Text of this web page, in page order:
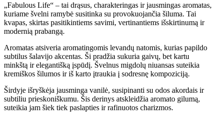
„Fabulous Life“ – tai drąsus, charakteringas ir jausmingas aromatas,
kuriame švelni ramybė susitinka su provokuojančia šiluma. Tai
kvapas, skirtas pasitikintiems savimi, vertinantiems išskirtinumą ir
modernią prabangą.
Aromatas atsiveria aromatingomis levandų natomis, kurias papildo
subtilus šalavijo akcentas. Ši pradžia sukuria gaivų, bet kartu
minkštą ir elegantišką įspūdį. Švelnus migdolų niuansas suteikia
kremiškos šilumos ir iš karto įtraukia į sodresnę kompoziciją.
Širdyje išryškėja jausminga vanilė, susipinanti su odos akordais ir
subtiliu prieskoniškumu. Šis derinys atskleidžia aromato gilumą,
suteikia jam šiek tiek paslapties ir rafinuotos charizmos.